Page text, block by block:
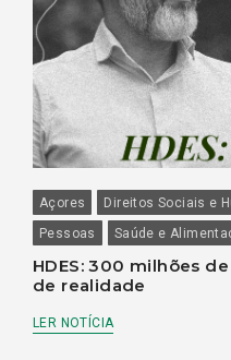
Açores Direitos Sociais e
Pessoas
Saúde e
HDES: 300 milhões
de realidade
LER NOTÍCIA